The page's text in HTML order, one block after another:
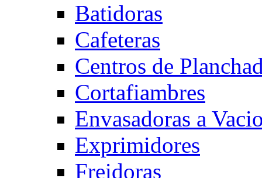
Batidoras
Cafeteras
Centros de
Cortafiambres
Envasadoras a
Exprimidores
Freidoras